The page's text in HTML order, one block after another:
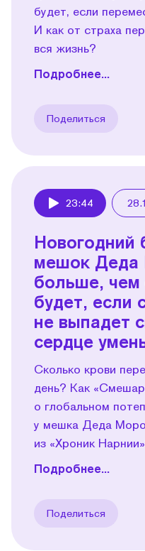
будет, если
И как от страха
вся жизнь?
Подробнее...
Поделиться
23:44
Новогодний
мешок Деда
больше, чем
будет, если
не выпадет
сердце
Сколько крови
день? Как
о глобальном
у мешка Деда
из «Хроник
Подробнее...
Поделиться